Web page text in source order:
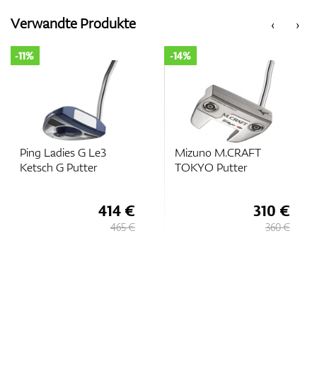
Entfernungsmesser & GPS
‹
Verwandte Produkte ›
Ping Ladies G Le3
Ketsch G Putter
-11%
414 €
465 €
Mizuno M.CRAFT
TOKYO Putter
-14%
310 €
360 €